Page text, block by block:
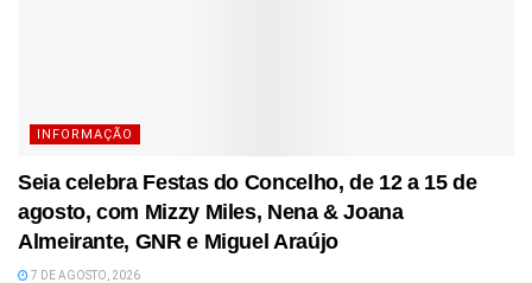
INFORMAÇÃO
Seia celebra Festas do Concelho, de 12 a 15 de
agosto, com Mizzy Miles, Nena & Joana
Almeirante, GNR e Miguel Araújo
7 DE AGOSTO, 2026